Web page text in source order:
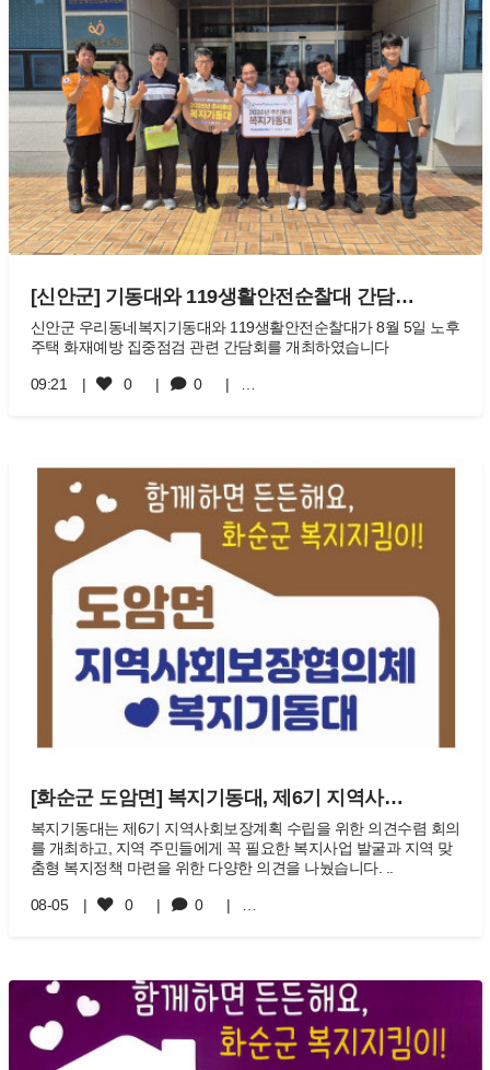
[신안군] 기동대와 119생활안전순찰대 간담…
신안군 우리동네복지기동대와 119생활안전순찰대가 8월 5일 노후
주택 화재예방 집중점검 관련 간담회를 개최하였습니다
09:21 0 0 …
[화순군 도암면] 복지기동대, 제6기 지역사…
복지기동대는 제6기 지역사회보장계획 수립을 위한 의견수렴 회의
를 개최하고, 지역 주민들에게 꼭 필요한 복지사업 발굴과 지역 맞
춤형 복지정책 마련을 위한 다양한 의견을 나눴습니다. ..
08-05 0 0